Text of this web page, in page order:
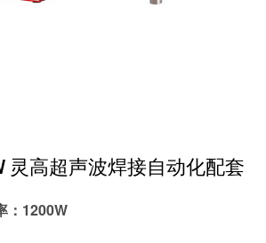
灵高超声波焊接自动化配套
：1200W